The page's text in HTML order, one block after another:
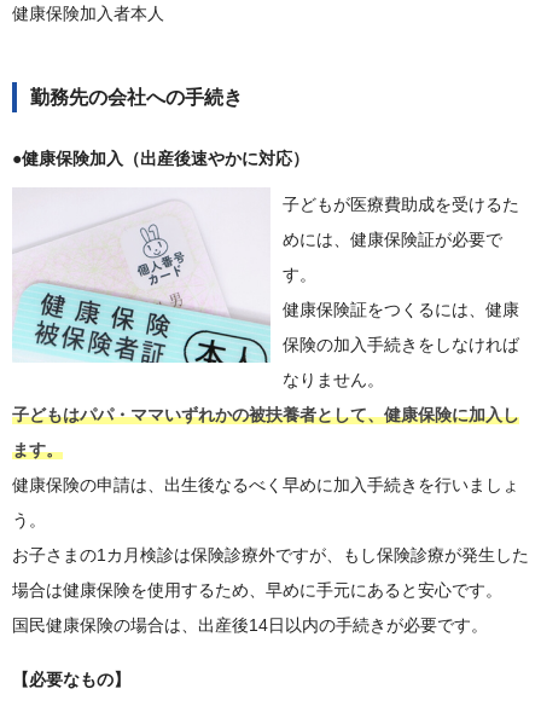
健康保険加入者本人
勤務先の会社への手続き
●健康保険加入（出産後速やかに対応）
子どもが医療費助成を受けるた
めには、健康保険証が必要で
す。
健康保険証をつくるには、健康
保険の加入手続きをしなければ
なりません。
子どもはパパ・ママいずれかの被扶養者として、健康保険に加入し
ます。
健康保険の申請は、出生後なるべく早めに加入手続きを行いましょ
う。
お子さまの1カ月検診は保険診療外ですが、もし保険診療が発生した
場合は健康保険を使用するため、早めに手元にあると安心です。
国民健康保険の場合は、出産後14日以内の手続きが必要です。
【必要なもの】